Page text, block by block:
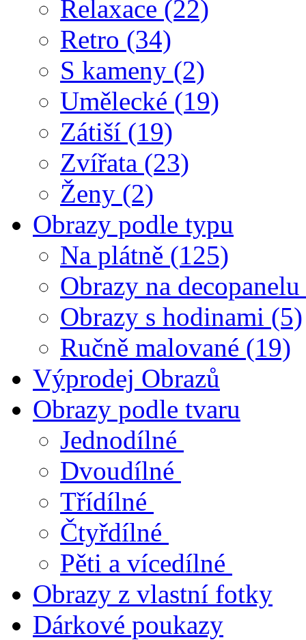
Relaxace (22)
Retro (34)
S kameny (2)
Umělecké (19)
Zátiší (19)
Zvířata (23)
Ženy (2)
Obrazy podle typu
Na plátně (125)
Obrazy na decopanelu
Obrazy s hodinami (5)
Ručně malované (19)
Výprodej Obrazů
Obrazy podle tvaru
Jednodílné
Dvoudílné
Třídílné
Čtyřdílné
Pěti a vícedílné
Obrazy z vlastní fotky
Dárkové poukazy